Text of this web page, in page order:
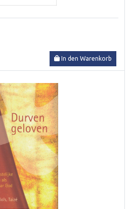
In den Warenkorb